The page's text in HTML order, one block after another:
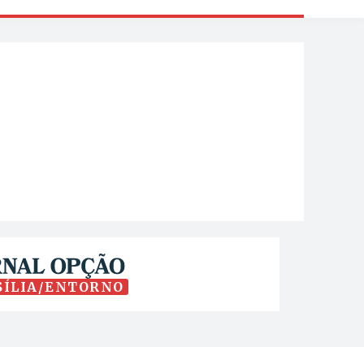
ENTORNO